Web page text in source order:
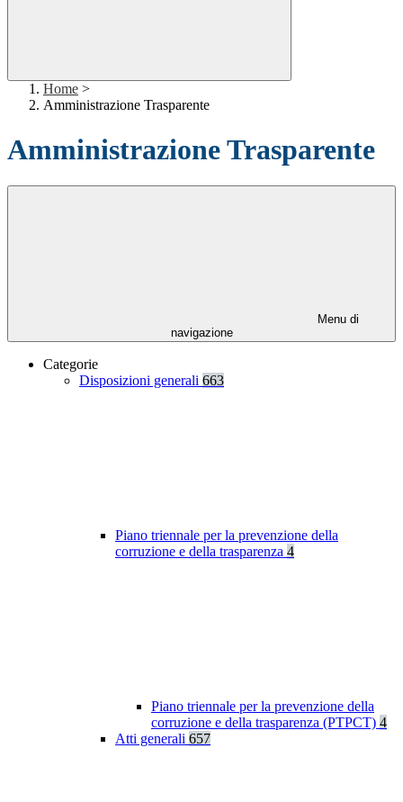
Home >
Amministrazione Trasparente
Amministrazione Trasparente
Menu di
navigazione
Categorie
Disposizioni generali 663
Piano triennale per la prevenzione della
corruzione e della trasparenza 4
Piano triennale per la prevenzione della
corruzione e della trasparenza (PTPCT) 4
Atti generali 657